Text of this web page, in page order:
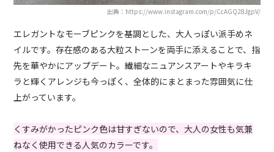
出典：https://www.instagram.com/p/CcAGQ28JgpV/
エレガントなモーブピンクを基調とした、大人っぽい派手めネ
イルです。存在感のある大粒ストーンを両手に添えることで、指
先を華やかにアップデート。繊細なニュアンスアートやキラキ
ラと輝くアレンジも今っぽく、全体的にまとまった雰囲気に仕
上がっています。
くすみがかったピンク色は甘すぎないので、大人の女性も気兼
ねなく使用できる人気のカラーです。